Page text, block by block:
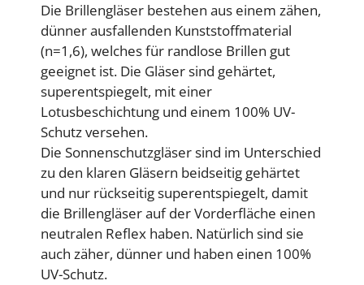
Die Brillengläser bestehen aus einem zähen,
dünner ausfallenden Kunststoffmaterial
(n=1,6), welches für randlose Brillen gut
geeignet ist. Die Gläser sind gehärtet,
superentspiegelt, mit einer
Lotusbeschichtung und einem 100% UV-
Schutz versehen.
Die Sonnenschutzgläser sind im Unterschied
zu den klaren Gläsern beidseitig gehärtet
und nur rückseitig superentspiegelt, damit
die Brillengläser auf der Vorderfläche einen
neutralen Reflex haben. Natürlich sind sie
auch zäher, dünner und haben einen 100%
UV-Schutz.